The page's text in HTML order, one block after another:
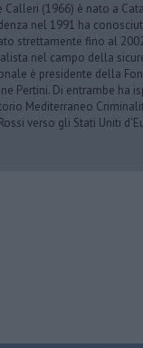
Calleri (1966) è nato a
nel 1991 ha
strettamente fino al
nel campo della
è presidente della
Pertini. Di entrambe ha
Mediterraneo
verso gli Stati Uniti